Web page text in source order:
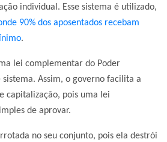
individual. Esse sistema é utilizado,
90% dos aposentados recebam
.
lei complementar do Poder
sistema. Assim, o governo facilita a
capitalização, pois uma lei
de aprovar.
no seu conjunto, pois ela destrói